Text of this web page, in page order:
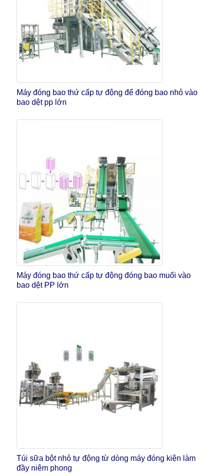
Máy đóng bao thứ cấp tự động để đóng bao nhỏ vào
bao dệt pp lớn
Máy đóng bao thứ cấp tự động đóng bao muối vào
bao dệt PP lớn
Túi sữa bột nhỏ tự động từ dòng máy đóng kiện làm
đầy niêm phong